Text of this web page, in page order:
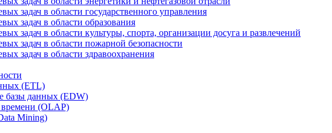
задач в области государственного управления
задач в области образования
задач в области культуры, спорта, организации досуга и развлечений
задач в области пожарной безопасности
задач в области здравоохранения
(ETL)
базы данных (EDW)
времени (OLAP)
Mining)